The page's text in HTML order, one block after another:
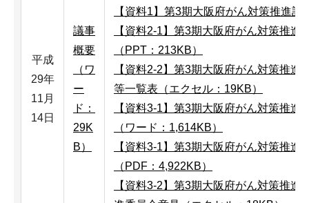
平成
29年
11月
14日
議事
概要
（ワ
ー
ド：
29K
B）
【資料1】第3期大阪府がん対策推進
【資料2-1】第3期大阪府がん対策推
（PPT：213KB）
【資料2-2】第3期大阪府がん対策推
等一覧表（エクセル：19KB）
【資料3-1】第3期大阪府がん対策推
（ワード：1,614KB）
【資料3-1】第3期大阪府がん対策推
（PDF：4,922KB）
【資料3-2】第3期大阪府がん対策推